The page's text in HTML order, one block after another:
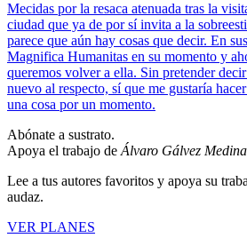
Mecidas por la resaca atenuada tras la
ciudad que ya de por sí invita a la
parece que aún hay cosas que decir. En
Magnifica Humanitas en su momento y
queremos volver a ella. Sin pretender
nuevo al respecto, sí que me gustaría
una cosa por un momento.
Abónate a sustrato.
Apoya el trabajo de Álvaro Gálvez Medina
Lee a tus autores favoritos y apoya su
audaz.
VER PLANES